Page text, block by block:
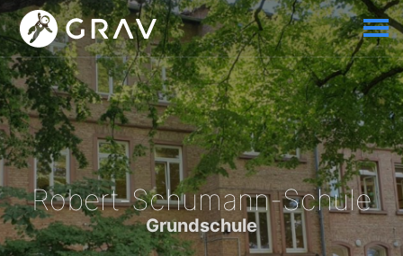
Robert-Schumann-Schule
Grundschule